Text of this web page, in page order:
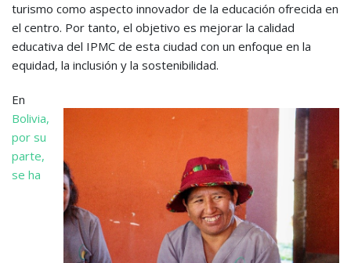
turismo como aspecto innovador de la educación ofrecida en
el centro. Por tanto, el objetivo es mejorar la calidad
educativa del IPMC de esta ciudad con un enfoque en la
equidad, la inclusión y la sostenibilidad.
En
Bolivia,
por su
parte,
se ha